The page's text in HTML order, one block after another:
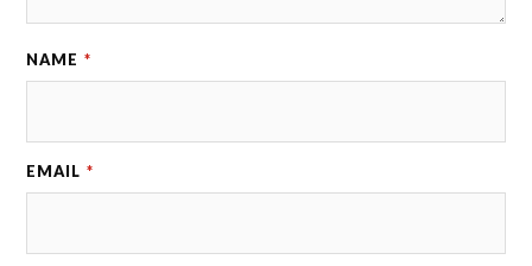
NAME *
EMAIL *